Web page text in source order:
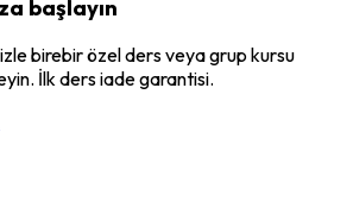
başlayın
birebir özel ders veya grup kursu
İlk ders iade garantisi.